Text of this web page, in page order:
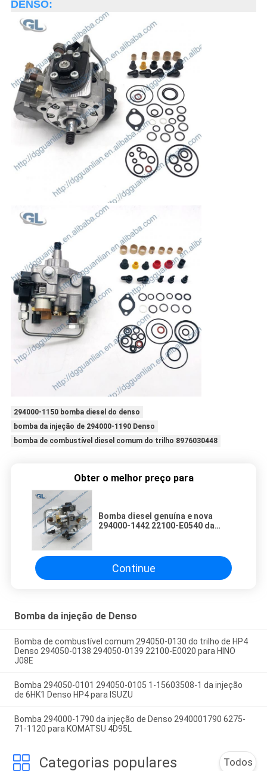
DENSO:
294000-1150 bomba diesel do denso
bomba da injeção de 294000-1190 Denso
bomba de combustível diesel comum do trilho 8976030448
Obter o melhor preço para
Bomba diesel genuína e nova
294000-1442 22100-E0540 da
Continue
Bomba da injeção de Denso
Bomba de combustível comum 294050-0130 do trilho de HP4
Denso 294050-0138 294050-0139 22100-E0020 para HINO
J08E
Bomba 294050-0101 294050-0105 1-15603508-1 da injeção
de 6HK1 Denso HP4 para ISUZU
Bomba 294000-1790 da injeção de Denso 2940001790 6275-
71-1120 para KOMATSU 4D95L
Categorias populares Todos